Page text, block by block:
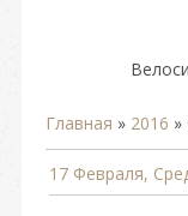
Главная » 2016 »
17 Февраля,